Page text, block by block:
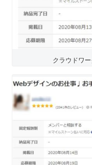
クラウドワ